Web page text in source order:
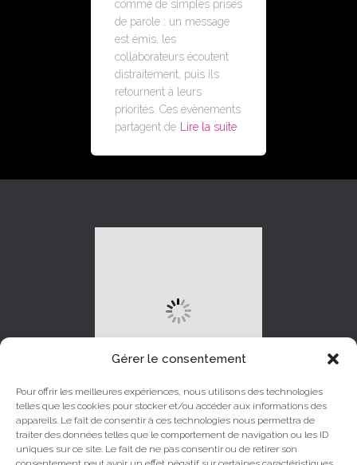
Gérer le consentement
Pour offrir les meilleures expériences, nous utilisons des technologies
telles que les cookies pour stocker et/ou accéder aux informations des
appareils. Le fait de consentir à ces technologies nous permettra de
traiter des données telles que le comportement de navigation ou les ID
uniques sur ce site. Le fait de ne pas consentir ou de retirer son
comme de simples prises
de parole : un message
est émis, les
collaborateurs écoutent
distraitement, puis ils
retournent à leurs
priorités. Ces évènements
partagent de
Lire la suite
LINKEDIN INSTAGRAM